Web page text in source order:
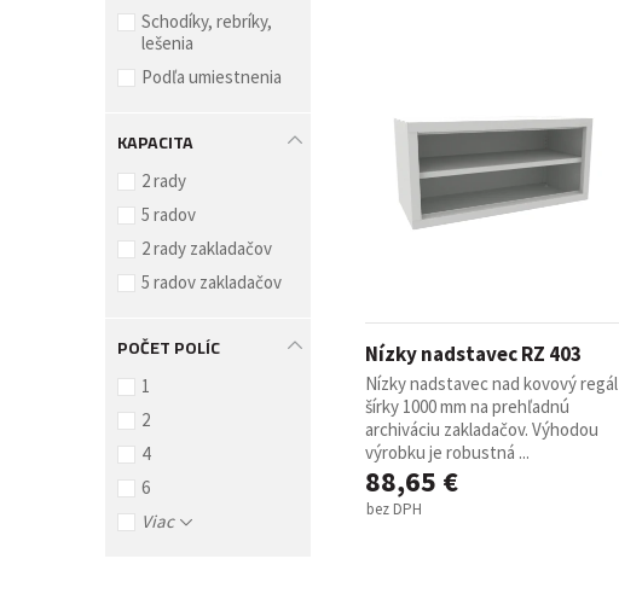
Schodíky, rebríky,
lešenia
Podľa umiestnenia
KAPACITA
2 rady
5 radov
2 rady zakladačov
5 radov zakladačov
POČET POLÍC
1
2
4
6
Viac
Nízky nadstavec RZ 403
Nízky nadstavec nad kovový regál
šírky 1000 mm na prehľadnú
archiváciu zakladačov. Výhodou
výrobku je robustná ...
88,65 €
bez DPH